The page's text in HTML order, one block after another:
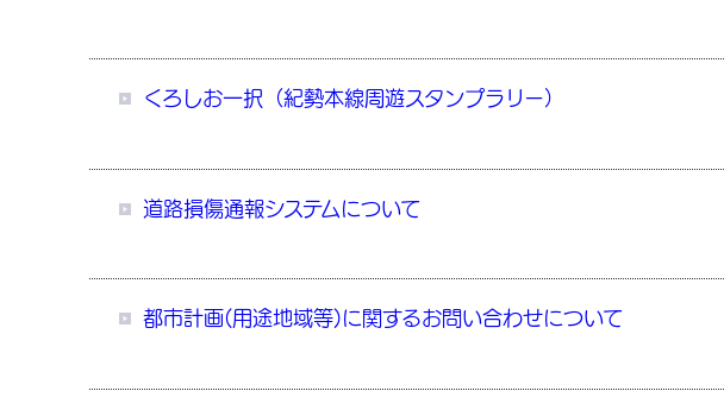
くろしお一択（紀勢本線周遊スタンプラリー）
道路損傷通報システムについて
都市計画(用途地域等)に関するお問い合わせについて